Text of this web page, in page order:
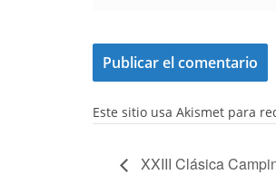
Este sitio usa Akismet para
XXIII Clásica